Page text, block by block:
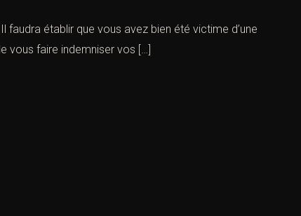
faudra établir que vous avez bien été victime d’une
faire indemniser vos […]